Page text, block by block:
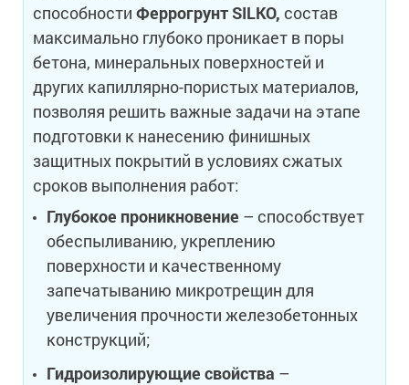
способности ФеррогрунтSILKO, состав
максимально глубоко проникает в поры
бетона, минеральных поверхностей и
других капиллярно-пористых материалов,
позволяя решить важные задачи на этапе
подготовки к нанесению финишных
защитных покрытий в условиях сжатых
сроков выполнения работ:
Глубокое проникновение – способствует
обеспыливанию, укреплению
поверхности и качественному
запечатыванию микротрещин для
увеличения прочности железобетонных
конструкций;
Гидроизолирующие свойства –